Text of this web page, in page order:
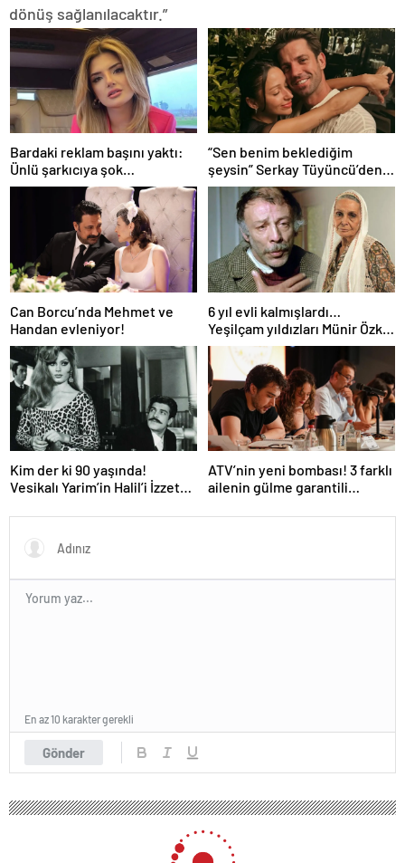
dönüş sağlanılacaktır.”
Bardaki reklam başını yaktı:
Ünlü şarkıcıya şok
soruşturma! Haberim yoktu…
“Sen benim beklediğim
şeysin” Serkay Tüyüncü’den
Zeynep Bastık’a aşk dolu 1. yıl
kutlaması!
Can Borcu’nda Mehmet ve
Handan evleniyor!
6 yıl evli kalmışlardı…
Yeşilçam yıldızları Münir Özkul
ile Suna Selen’in kızları da
ünlü çıktı!
Kim der ki 90 yaşında!
Vesikalı Yarim’in Halil’i İzzet
oldu!
ATV’nin yeni bombası! 3 farklı
ailenin gülme garantili
Gönder
En az 10 karakter gerekli